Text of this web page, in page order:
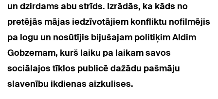
un dzirdams abu strīds. Izrādās, ka kāds no
pretējās mājas iedzīvotājiem konfliktu nofilmējis
pa logu un nosūtījis bijušajam politiķim Aldim
Gobzemam, kurš laiku pa laikam savos
sociālajos tīklos publicē dažādu pašmāju
slavenību ikdienas aizkulises.